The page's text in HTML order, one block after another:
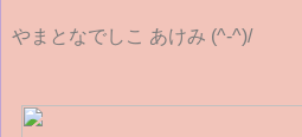
やまとなでしこ あけみ (^-^)/